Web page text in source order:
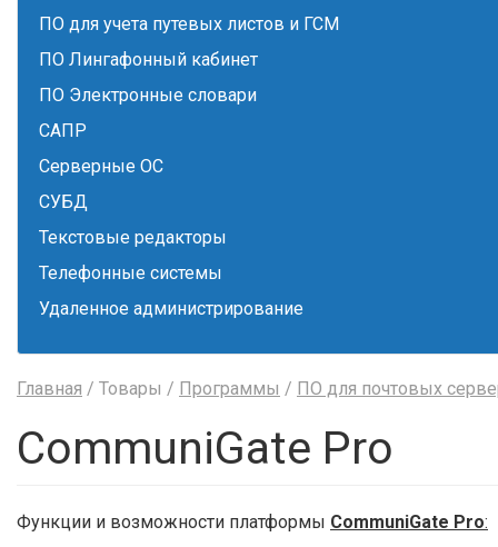
ПО для учета путевых листов и ГСМ
ПО Лингафонный кабинет
ПО Электронные словари
САПР
Серверные ОС
СУБД
Текстовые редакторы
Телефонные системы
Удаленное администрирование
Главная / Товары / Программы / ПО для почтовых
CommuniGate Pro
Функции и возможности платформы CommuniGate Pro: